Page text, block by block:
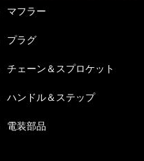
マフラー
プラグ
チェーン＆スプロケット
ハンドル＆ステップ
電装部品